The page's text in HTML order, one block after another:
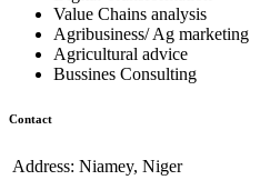
Value Chains analysis
Agribusiness/ Ag marketing
Agricultural advice
Bussines Consulting
Contact
Address: Niamey, Niger